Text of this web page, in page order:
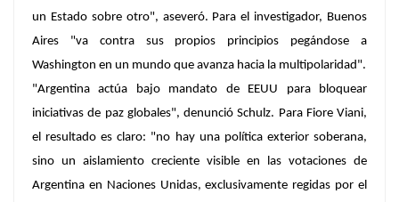
un Estado sobre otro", aseveró. Para el investigador, Buenos
Aires "va contra sus propios principios pegándose a
Washington en un mundo que avanza hacia la multipolaridad".
"Argentina actúa bajo mandato de EEUU para bloquear
iniciativas de paz globales", denunció Schulz. Para Fiore Viani,
el resultado es claro: "no hay una política exterior soberana,
sino un aislamiento creciente visible en las votaciones de
Argentina en Naciones Unidas, exclusivamente regidas por el